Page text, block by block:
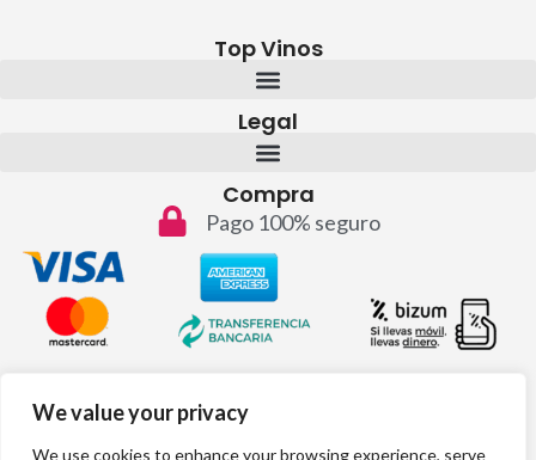
We value your privacy
We use cookies to enhance your browsing experience, serve
Top Vinos
Legal
Compra
Pago 100% seguro
info@topvinos.com